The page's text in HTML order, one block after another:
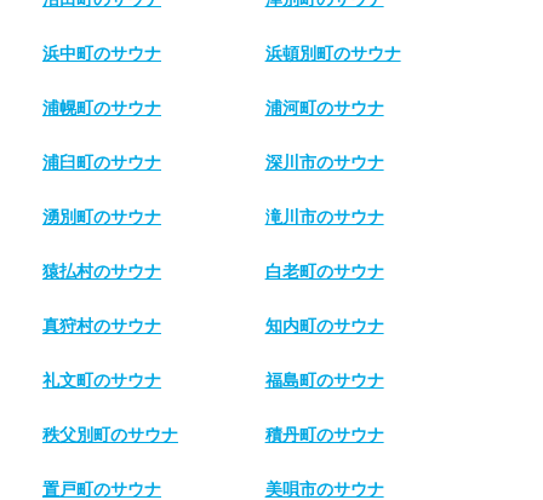
浜中町のサウナ 浜頓別町のサウナ
浦幌町のサウナ 浦河町のサウナ
浦臼町のサウナ 深川市のサウナ
湧別町のサウナ 滝川市のサウナ
猿払村のサウナ 白老町のサウナ
真狩村のサウナ 知内町のサウナ
礼文町のサウナ 福島町のサウナ
秩父別町のサウナ 積丹町のサウナ
置戸町のサウナ 美唄市のサウナ